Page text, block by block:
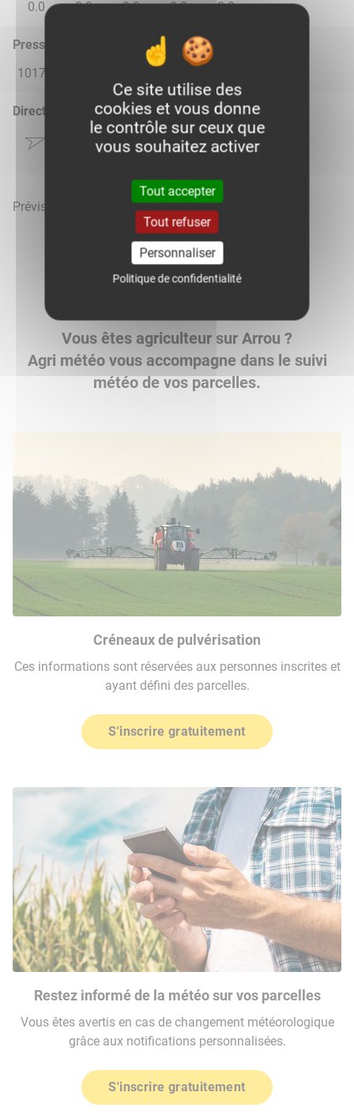
0.0 0.0 0.0 0.0 0.0
Pression atmosphérique (hPa)
1017.0
Direction du vent
Prévisions météo mises à jour le 8 août 2026 à 15h
Voir la météo heure par heure
Vous êtes agriculteur sur Arrou ?
Agri météo vous accompagne dans le suivi
météo de vos parcelles.
Créneaux de pulvérisation
Ces informations sont réservées aux personnes inscrites et
ayant défini des parcelles.
S'inscrire gratuitement
Restez informé de la météo sur vos parcelles
Vous êtes avertis en cas de changement météorologique
grâce aux notifications personnalisées.
S'inscrire gratuitement
Ce site utilise des
cookies et vous donne
le contrôle sur ceux que
vous souhaitez activer
Tout accepter
Tout refuser
Personnaliser
Politique de confidentialité